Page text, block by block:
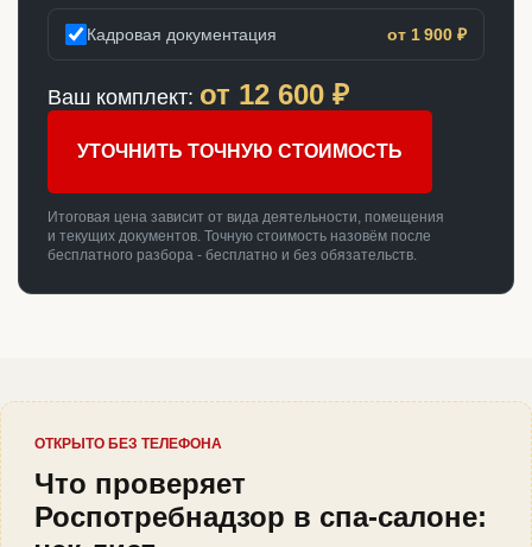
Кадровая документация от 1 900 ₽
Ваш комплект: от 12 600 ₽
УТОЧНИТЬ ТОЧНУЮ СТОИМОСТЬ
Итоговая цена зависит от вида деятельности, помещения
и текущих документов. Точную стоимость назовём после
бесплатного разбора - бесплатно и без обязательств.
ОТКРЫТО БЕЗ ТЕЛЕФОНА
Что проверяет
Роспотребнадзор в спа-салоне: